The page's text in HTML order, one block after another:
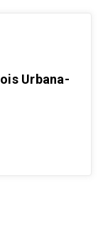
Urbana-